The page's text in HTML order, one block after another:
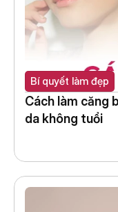
Bí quyết làm đẹp
Cách làm căng
da không tuổi